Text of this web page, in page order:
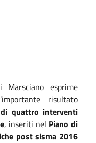
Marsciano esprime
risultato
quattro interventi
, inseriti nel Piano di
post sisma 2016